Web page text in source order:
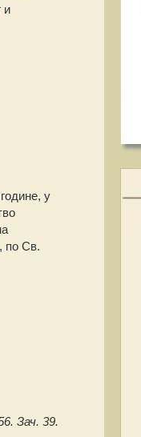
и
у
по Св.
Зач. 39.